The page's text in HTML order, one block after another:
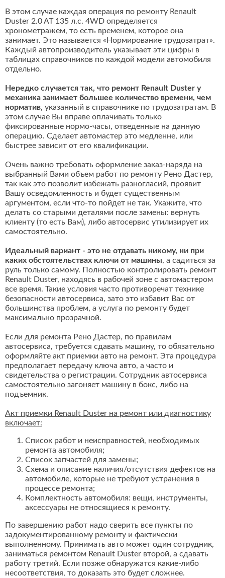
В этом случае каждая операция по ремонту Renault
Duster 2.0 AT 135 л.с. 4WD определяется
хронометражем, то есть временем, которое она
занимает. Это называется «Нормирование трудозатрат».
Каждый автопроизводитель указывает эти цифры в
таблицах справочников по каждой модели автомобиля
отдельно.
Нередко случается так, что ремонт Renault Duster у
механика занимает большее количество времени, чем
норматив, указанный в справочнике по трудозатратам. В
этом случае Вы вправе оплачивать только
фиксированные нормо-часы, отведенные на данную
операцию. Сделает автомастер это медленне, или
быстрее зависит от его квалификации.
Очень важно требовать оформление заказ-наряда на
выбранный Вами объем работ по ремонту Рено Дастер,
так как это позволит избежать разногласий, проявит
Вашу осведомленность и будет существенным
аргументом, если что-то пойдет не так. Укажите, что
делать со старыми деталями после замены: вернуть
клиенту (то есть Вам), либо автосервис утилизирует их
самостоятельно.
Идеальный вариант - это не отдавать никому, ни при
каких обстоятельствах ключи от машины, а садиться за
руль только самому. Полностью контролировать ремонт
Renault Duster, находясь в рабочей зоне с автомастером
все время. Такие условия часто противоречат технике
безопасности автосервиса, зато это избавит Вас от
большинства проблем, а услуга по ремонту будет
максимально прозрачной.
Если для ремонта Рено Дастер, по правилам
автосервиса, требуется сдавать машину, то обязательно
оформляйте акт приемки авто на ремонт. Эта процедура
предполагает передачу ключа авто, а часто и
свидетельства о регистрации. Сотрудник автосервиса
самостоятельно загоняет машину в бокс, либо на
подъемник.
Акт приемки Renault Duster на ремонт или диагностику
включает:
Список работ и неисправностей, необходимых
ремонта автомобиля;
Список запчастей для замены;
Схема и описание наличия/отсутствия дефектов на
автомобиле, которые не требуют устранения в
процессе ремонта;
Комплектность автомобиля: вещи, инструменты,
аксессуары не относящиеся к ремонту.
По завершению работ надо сверить все пункты по
задокументированному ремонту и фактически
выполненному. Принимать авто может один сотрудник,
заниматься ремонтом Renault Duster второй, а сдавать
работу третий. Если позже обнаружатся какие-либо
несоответствия, то доказать это будет сложнее.